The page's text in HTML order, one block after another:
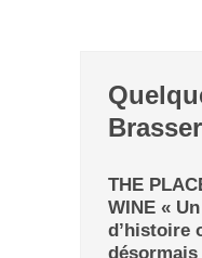
THE
WINE «
d’histoire